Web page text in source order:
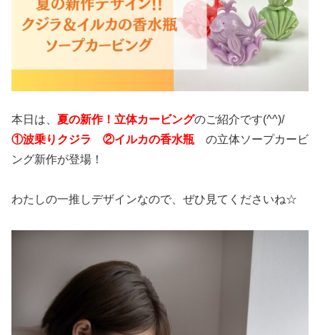
本日は、 夏の新作！立体カービングのご紹介です(^^)/
①波乗りクジラ ②イルカの香水瓶 の立体ソープカービ
ング新作が登場！
わたしの一推しデザインなので、ぜひ見てくださいね☆